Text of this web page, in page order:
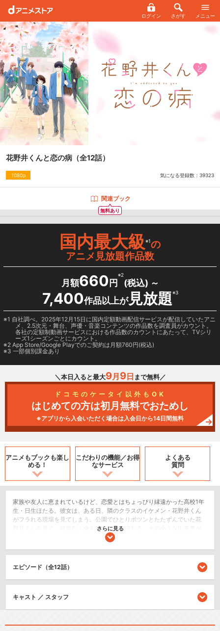
ログイン さがす メニュー
花野井くんと恋の病 （全12話）
1080p 気になる登録数： 39323
無料あり
関連ブック
国内最大級※1の
アニメ見放題作品数
月額660 円
※2
(税込) ～
7,400作品以上が見放題※3
1 自社調べ。2025年12月15日に国内定額動画配信サービスが配信していたアニ
メ、2.5次元・舞台、声優・音楽コンテンツの作品数を調査員がカウント。
各社の定額制動画サービスにおける作品数のカウントにあたって、TVシリ
ーズ1シーズンごとにカウント。
2 App Store/Google Playでのご契約は月額760円(税込)
3 一部個別課金あり
＼本日入ると最大9月 9日 まで無料／
ドコモのケータイ以外もOK
はじめての方は初月無料でおためし
※アプリから入会いただく場合は入会日から14日間無料
アニメもブックも楽し
める！
こだわりの機能／お得
なサービス
よくある
質問
家族や友人に恵まれているけど、恋愛とはちょっぴり縁遠かった高校1年
生・日生ほたる。彼女は、ある日、隣のクラスのイケメン・花野井くん
がフラれる現場を見てしまう。公園でひとりポツンとたたずんでいた花
野井くんを見て、何気なく傘を差しだしたほたる。その小さな出来事が
きっかけで、後日「僕と付き合ってください」と花野井くんから公開告
白に戸惑うほたると、“好きな子”のためなら、何でもしたい。注ぐ愛情が
無限大な花野井くん。恋がわからない女子×愛が重すぎる男子の初恋ラブ
ストーリー。
恋愛/ラブコメ
さらに見る
エピソード（全12話）
キャスト ／ スタッフ